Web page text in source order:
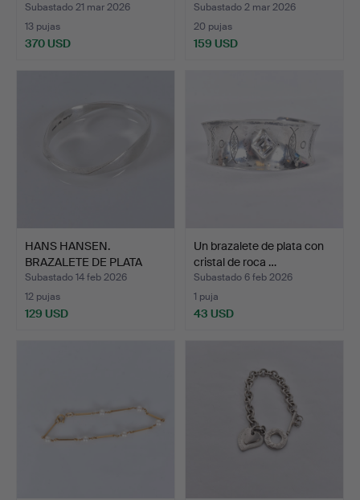
Subastado 21 mar 2026
13 pujas
370 USD
Subastado 2 mar 2026
20 pujas
159 USD
HANS HANSEN.
BRAZALETE DE PLATA
ESTERLINA.
Subastado 14 feb 2026
12 pujas
129 USD
Un brazalete de plata con
cristal de roca …
Subastado 6 feb 2026
1 puja
43 USD